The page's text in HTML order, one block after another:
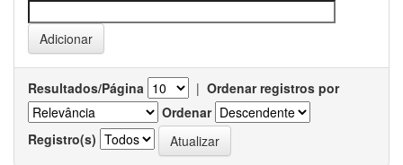
Resultados/Página | Ordenar registros por
Ordenar
Registro(s)